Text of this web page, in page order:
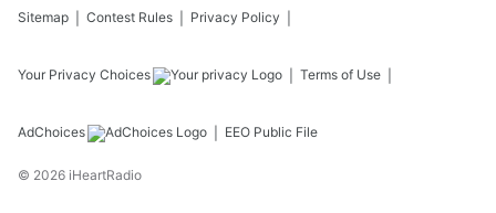
Sitemap Contest Rules Privacy Policy
Your Privacy Choices Terms of Use
AdChoices EEO Public File
© 2026 iHeartRadio